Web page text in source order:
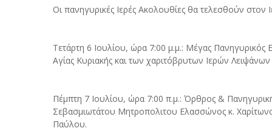
Οι πανηγυρικές Ιερές Ακολουθίες θα τελεσθούν
Τετάρτη 6 Ιουλίου, ώρα 7:00 μ.μ.: Μέγας Πανηγυρικός
Αγίας Κυριακής και των χαριτόβρυτων Ιερών
Πέμπτη 7 Ιουλίου, ώρα 7:00 π.μ.: Όρθρος &
Σεβασμιωτάτου Μητροπολιτου Ελασσώνος κ.
Παύλου.